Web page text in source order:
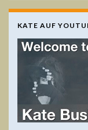
KATE AUF